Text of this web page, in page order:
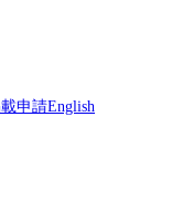
申請English